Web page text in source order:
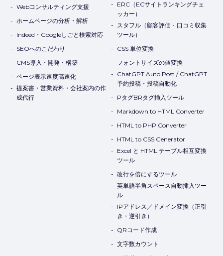
Webコンサルティング支援
ホームページの分析・解析
Indeed・Googleしごと検索対応
SEOへのこだわり
CMS導入・開発・構築
ページ表示速度高速化
提案書・営業資料・会社案内の作
成代行
ERC（ECサイトランキングチェ
ッカー）
スタフル（顧客評価・口コミ収集
ツール）
CSS 単位変換
フォントサイズの値変換
ChatGPT Auto Post / ChatGPT
予約投稿・投稿自動化
PタグBRタグ挿入ツール
Markdown to HTML Converter
HTML to PHP Converter
HTML to CSS Generator
Excel と HTML テーブル相互変換
ツール
改行を倍にするツール
英単語半角スペース自動挿入ツー
ル
IPアドレス／ドメイン変換（正引
き・逆引き）
QRコード作成
文字数カウント